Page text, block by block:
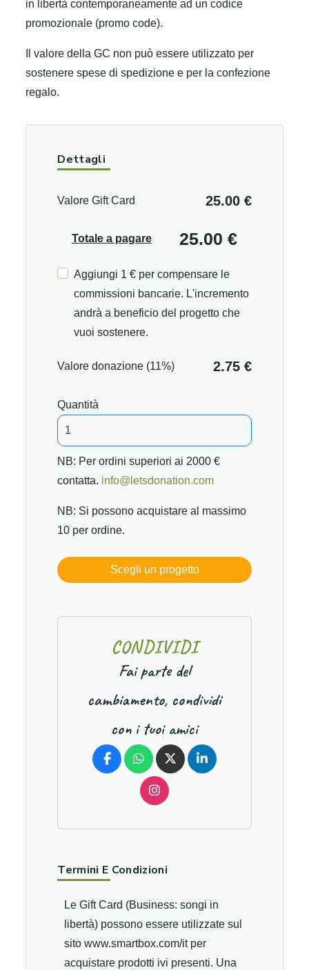
in libertà contemporaneamente ad un codice
promozionale (promo code).
Il valore della GC non può essere utilizzato per
sostenere spese di spedizione e per la confezione
regalo.
Dettagli
Valore Gift Card 25.00 €
Totale a pagare 25.00 €
Aggiungi 1 € per compensare le
commissioni bancarie. L'incremento
andrà a beneficio del progetto che
vuoi sostenere.
Valore donazione (11%) 2.75 €
Quantità
NB: Per ordini superiori ai 2000 €
contatta. info@letsdonation.com
NB: Si possono acquistare al massimo
10 per ordine.
Scegli un progetto
CONDIVIDI
Fai parte del
cambiamento, condividi
con i tuoi amici
Termini E Condizioni
Le Gift Card (Business: songi in
libertà) possono essere utilizzate sul
sito www.smartbox.com/it per
acquistare prodotti ivi presenti. Una